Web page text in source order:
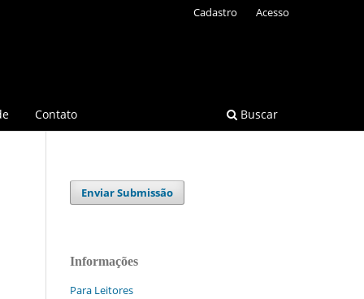
Contato Buscar
Cadastro Acesso
Enviar Submissão
Informações
Para Leitores